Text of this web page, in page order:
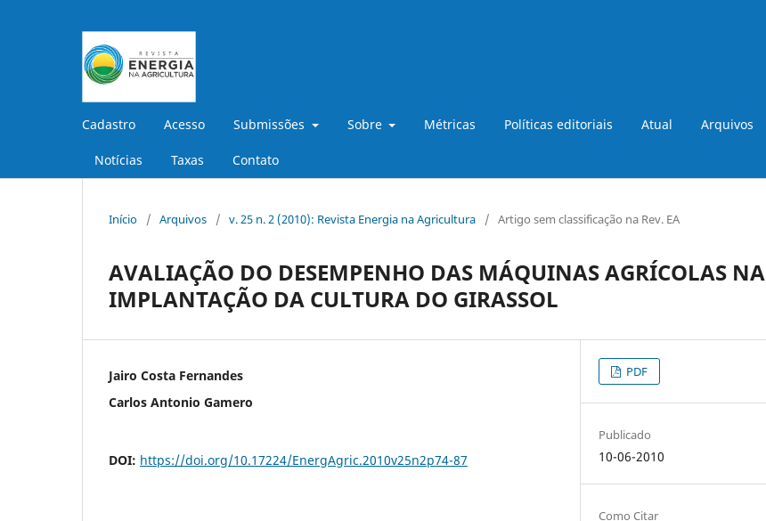
Cadastro Acesso Submissões Sobre Métricas Políticas editoriais Atual Arquivos
Notícias Taxas Contato
Início / Arquivos / v. 25 n. 2 (2010): Revista Energia na Agricultura / Artigo sem classificação na Rev. EA
AVALIAÇÃO DO DESEMPENHO DAS MÁQUINAS AGRÍCOLAS NA
IMPLANTAÇÃO DA CULTURA DO GIRASSOL
Jairo Costa Fernandes
Carlos Antonio Gamero
DOI: https://doi.org/10.17224/EnergAgric.2010v25n2p74-87
PDF
Publicado
10-06-2010
Como Citar